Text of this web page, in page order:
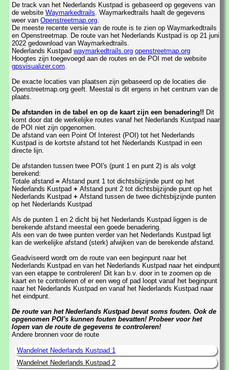
De track van het Nederlands Kustpad is gebaseerd op gegevens van
de website Waymarkedtrails . Waymarkedtrails haalt de gegevens
weer van Openstreetmap.org
De meeste recente versie van de route is te zien op Waymarkedtrails
en Openstreetmap. De route van het Nederlands Kustpad is op 21 juni
2022 gedownload van Waymarkedtrails.
Nederlands Kustpad waymarkedtrails.org openstreetmap.org
Hoogtes zijn toegevoegd aan de routes en de POI met de website
gpsvisualizer.com
De exacte locaties van plaatsen zijn gebaseerd op de locaties die
Openstreetmap.org geeft. Meestal is dit ergens in het centrum van de
plaats.
De afstanden in de tabel en op de kaart zijn een benadering!! Dit
komt door dat de werkelijke routes vanaf het Nederlands Kustpad naar
de POI niet zijn opgenomen.
De afstand van een Point Of Interest (POI) tot het Nederlands
Kustpad is de kortste afstand tot het Nederlands Kustpad in een
directe lijn.
De afstanden tussen twee POI's (punt 1 en punt 2) is als volgt
berekend:
Totale afstand = Afstand punt 1 tot dichtsbijzijnde punt op het
Nederlands Kustpad + Afstand punt 2 tot dichtsbijzijnde punt op het
Nederlands Kustpad + Afstand tussen de twee dichtsbijzijnde punten
op het Nederlands Kustpad
Als de punten 1 en 2 dicht bij het Nederlands Kustpad liggen is de
berekende afstand meestal een goede benadering.
Als een van de twee punten verder van het Nederlands Kustpad ligt
kan de werkelijke afstand (sterk) afwijken van de berekende afstand.
Geadviseerd wordt om de route van een beginpunt naar het
Nederlands Kustpad en van het Nederlands Kustpad naar het eindpunt
van een etappe te controleren! Dit kan b.v. door in te zoomen op de
kaart en te controleren of er een weg of pad loopt vanaf het beginpunt
naar het Nederlands Kustpad en vanaf het Nederlands Kustpad naar
het eindpunt.
De route van het Nederlands Kustpad bevat soms fouten. Ook de
opgenomen POI's kunnen fouten bevatten! Probeer voor het
lopen van de route de gegevens te controleren!
Andere bronnen voor de route
Wandelnet Nederlands Kustpad 1
Wandelnet Nederlands Kustpad 2